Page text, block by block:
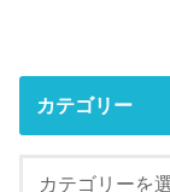
カテゴリー